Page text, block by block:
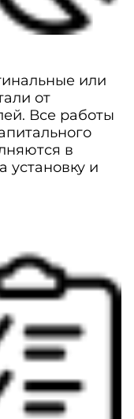
или
от
Все работы
в
установку и